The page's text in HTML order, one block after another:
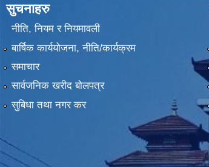
सुचनाहरु
नीति, नियम र नियमावली
बार्षिक कार्ययोजना, नीति/कार्यक्रम
समाचार
सार्वजनिक खरीद बोलपत्र
सुबिधा तथा नगर कर